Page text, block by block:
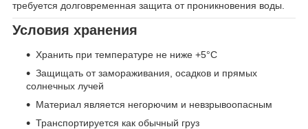
требуется долговременная защита от проникновения воды.
Условия хранения
Хранить при температуре не ниже +5°C
Защищать от замораживания, осадков и прямых
солнечных лучей
Материал является негорючим и невзрывоопасным
Транспортируется как обычный груз